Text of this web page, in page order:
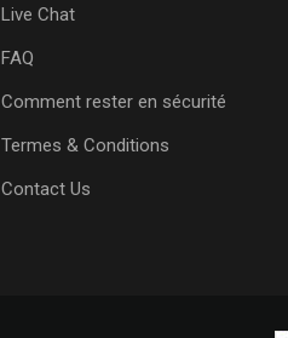
Live Chat
FAQ
Comment rester en sécurité
Termes & Conditions
Contact Us